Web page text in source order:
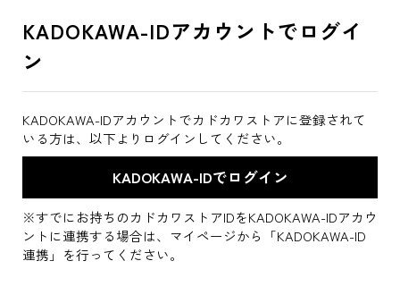
KADOKAWA-IDアカウントでログイ
ン
KADOKAWA-IDアカウントでカドカワストアに登録されて
いる方は、以下よりログインしてください。
※すでにお持ちのカドカワストアIDをKADOKAWA-IDアカウ
ントに連携する場合は、マイページから「KADOKAWA-ID
連携」を行ってください。